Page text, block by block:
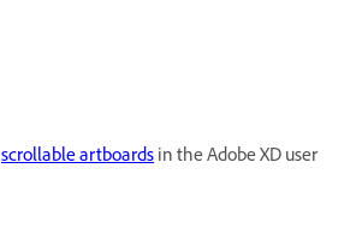
scrollable artboardsin the Adobe XD user